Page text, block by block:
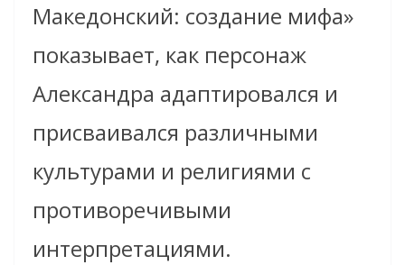
Македонский: создание мифа»
показывает, как персонаж
Александра адаптировался и
присваивался различными
культурами и религиями с
противоречивыми
интерпретациями.